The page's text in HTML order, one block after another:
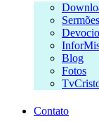
Sermões
Blog
Fotos
Contato